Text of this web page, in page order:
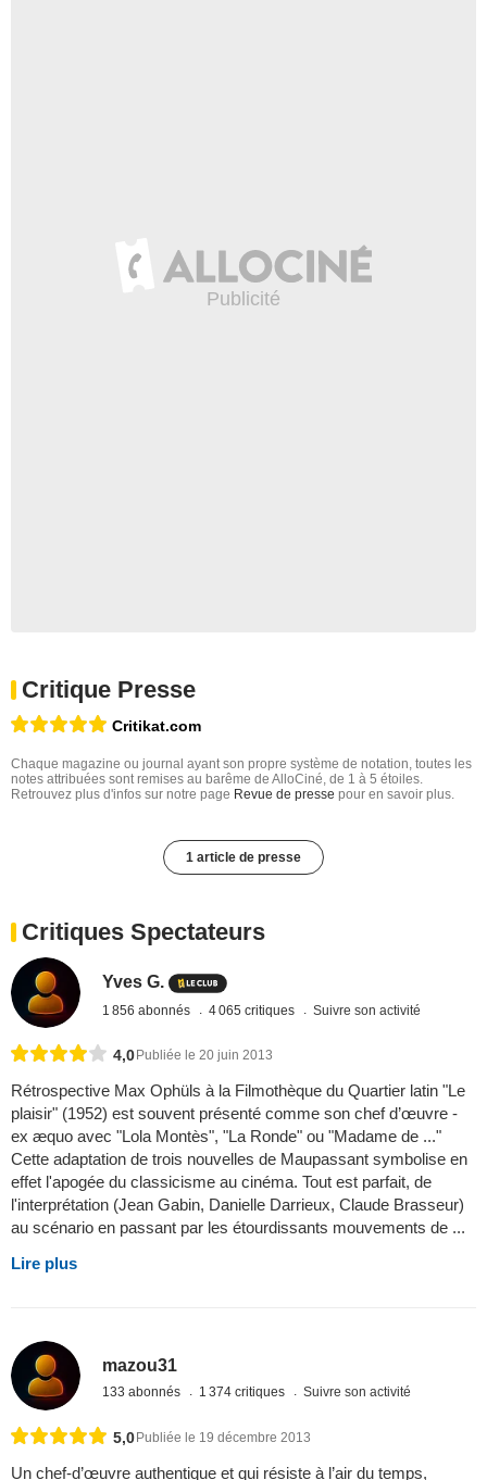
Critique Presse
Critikat.com
Chaque magazine ou journal ayant son propre système de notation, toutes les
notes attribuées sont remises au barême de AlloCiné, de 1 à 5 étoiles.
Retrouvez plus d'infos sur notre page Revue de presse pour en savoir plus.
1 article de presse
Critiques Spectateurs
Yves G.
1 856 abonnés 4 065 critiques Suivre son activité
4,0Publiée le 20 juin 2013
Rétrospective Max Ophüls à la Filmothèque du Quartier latin "Le
plaisir" (1952) est souvent présenté comme son chef d’œuvre -
ex æquo avec "Lola Montès", "La Ronde" ou "Madame de ..."
Cette adaptation de trois nouvelles de Maupassant symbolise en
effet l'apogée du classicisme au cinéma. Tout est parfait, de
l'interprétation (Jean Gabin, Danielle Darrieux, Claude Brasseur)
au scénario en passant par les étourdissants mouvements de ...
Lire plus
mazou31
133 abonnés 1 374 critiques Suivre son activité
5,0 Publiée le 19 décembre 2013
Un chef-d’œuvre authentique et qui résiste à l’air du temps,